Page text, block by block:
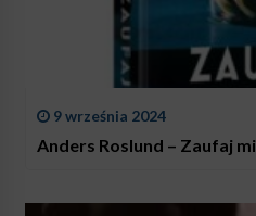
9 września 2024
Anders Roslund – Zaufaj mi